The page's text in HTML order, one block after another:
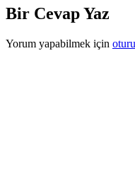
Bir Cevap Yaz
Yorum yapabilmek için